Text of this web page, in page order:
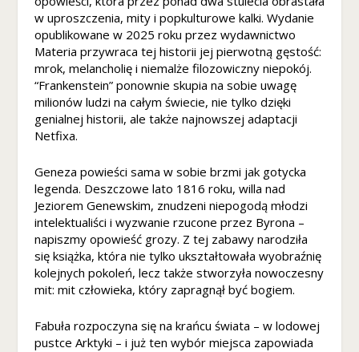
w uproszczenia, mity i popkulturowe kalki. Wydanie
opublikowane w 2025 roku przez wydawnictwo
Materia przywraca tej historii jej pierwotną gęstość:
mrok, melancholię i niemalże filozowiczny niepokój.
“Frankenstein” ponownie skupia na sobie uwagę
milionów ludzi na całym świecie, nie tylko dzięki
genialnej historii, ale także najnowszej adaptacji
Netfixa.
Geneza powieści sama w sobie brzmi jak gotycka
legenda. Deszczowe lato 1816 roku, willa nad
Jeziorem Genewskim, znudzeni niepogodą młodzi
intelektualiści i wyzwanie rzucone przez Byrona –
napiszmy opowieść grozy. Z tej zabawy narodziła
się książka, która nie tylko ukształtowała wyobraźnię
kolejnych pokoleń, lecz także stworzyła nowoczesny
mit: mit człowieka, który zapragnął być bogiem.
Fabuła rozpoczyna się na krańcu świata – w lodowej
pustce Arktyki – i już ten wybór miejsca zapowiada
ę
ks
z
a
sz
sz
a
n
a
z
o
b
a
c
e
ni
s
p